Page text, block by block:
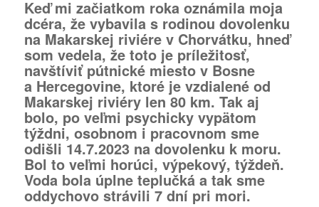
Keď mi začiatkom roka oznámila moja
dcéra, že vybavila s rodinou dovolenku
na Makarskej riviére v Chorvátku, hneď
som vedela, že toto je príležitosť,
navštíviť pútnické miesto v Bosne
a Hercegovine, ktoré je vzdialené od
Makarskej riviéry len 80 km. Tak aj
bolo, po veľmi psychicky vypätom
týždni, osobnom i pracovnom sme
odišli 14.7.2023 na dovolenku k moru.
Bol to veľmi horúci, výpekový, týždeň.
Voda bola úplne teplučká a tak sme
oddychovo strávili 7 dní pri mori.